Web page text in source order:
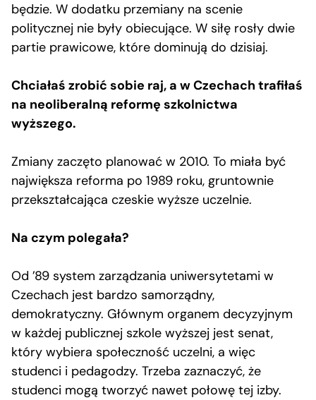
będzie. W dodatku przemiany na scenie
politycznej nie były obiecujące. W siłę rosły dwie
partie prawicowe, które dominują do dzisiaj.
Chciałaś zrobić sobie raj, a w Czechach trafiłaś
na neoliberalną reformę szkolnictwa
wyższego.
Zmiany zaczęto planować w 2010. To miała być
największa reforma po 1989 roku, gruntownie
przekształcająca czeskie wyższe uczelnie.
Na czym polegała?
Od ’89 system zarządzania uniwersytetami w
Czechach jest bardzo samorządny,
demokratyczny. Głównym organem decyzyjnym
w każdej publicznej szkole wyższej jest senat,
który wybiera społeczność uczelni, a więc
studenci i pedagodzy. Trzeba zaznaczyć, że
studenci mogą tworzyć nawet połowę tej izby.